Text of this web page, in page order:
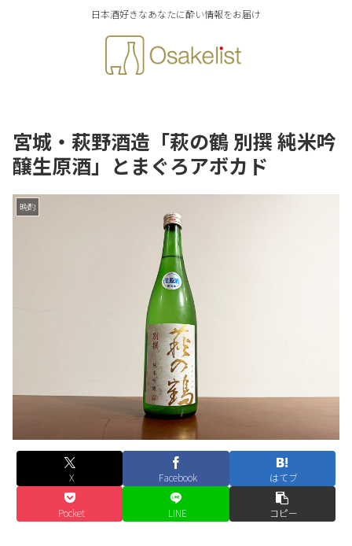
日本酒好きなあなたに酔い情報をお届け
宮城・萩野酒造「萩の鶴 別撰 純米吟
醸生原酒」とまぐろアボカド
晩酌
X Facebook はてブ
Pocket LINE コピー